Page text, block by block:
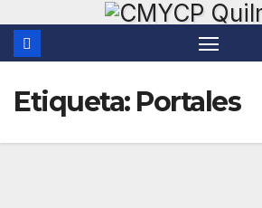
contenido
Etiqueta: Portales